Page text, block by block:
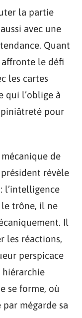
la partie
avec une
Quant
le défi
les cartes
qui l’oblige à
pour
de
révèle
l’intelligence
le trône, il ne
Il
les réactions,
perspicace
hiérarchie
se forme, où
mégarde sa